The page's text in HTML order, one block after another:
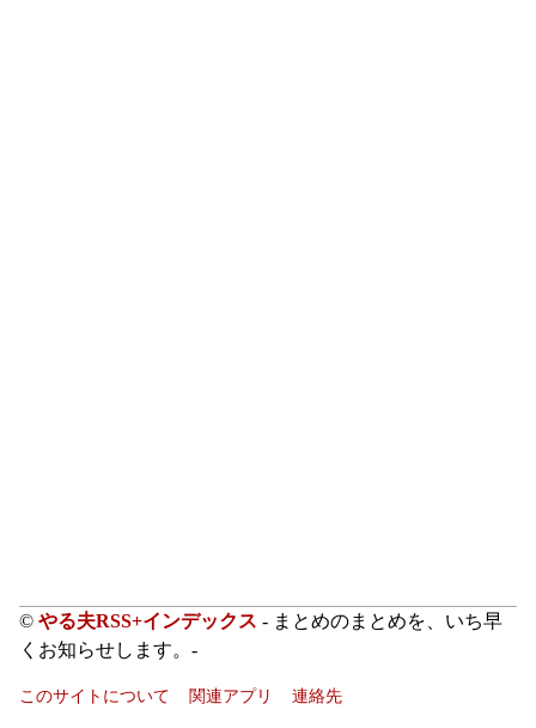
© やる夫RSS+インデックス - まとめのまとめを、いち早
くお知らせします。-
このサイトについて 関連アプリ 連絡先